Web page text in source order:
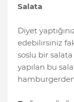
Salata
Diyet
edebilirsiniz
soslu bir
yapılan bu